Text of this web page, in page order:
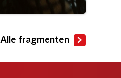
Alle fragmenten